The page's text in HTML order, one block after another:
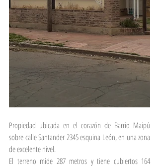
Propiedad ubicada en el corazón de Barrio Maipú
sobre calle Santander 2345 esquina León, en una zona
de excelente nivel.
El terreno mide 287 metros y tiene cubiertos 164